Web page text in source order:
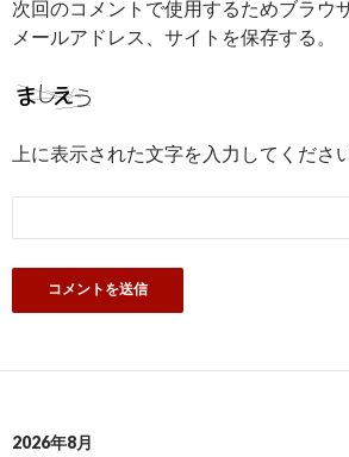
次回のコメントで使用するためブラウ
メールアドレス、サイトを保存する。
上に表示された文字を入力してください
2026年8月